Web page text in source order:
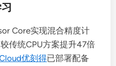
Core实现混合精度计
传统CPU方案提升47倍
优刻得已部署配备